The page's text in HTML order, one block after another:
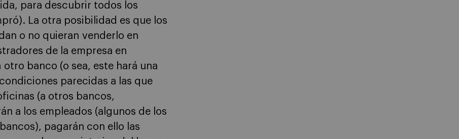
para descubrir todos los
La otra posibilidad es que los
o no quieran venderlo en
de la empresa en
banco (o sea, este hará una
parecidas a las que
(a otros bancos,
a los empleados (algunos de los
pagarán con ello las